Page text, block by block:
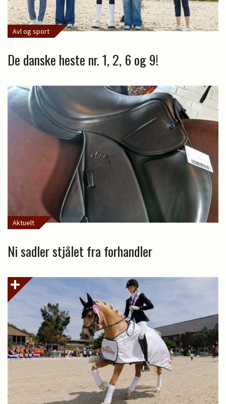
Avl og sport
De danske heste nr. 1, 2, 6 og 9!
Aktuelt
Ni sadler stjålet fra forhandler